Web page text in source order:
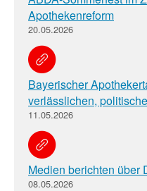
Apothekenreform
20.05.2026
Bayerischer
verlässlichen,
11.05.2026
Medien berichten über
08.05.2026